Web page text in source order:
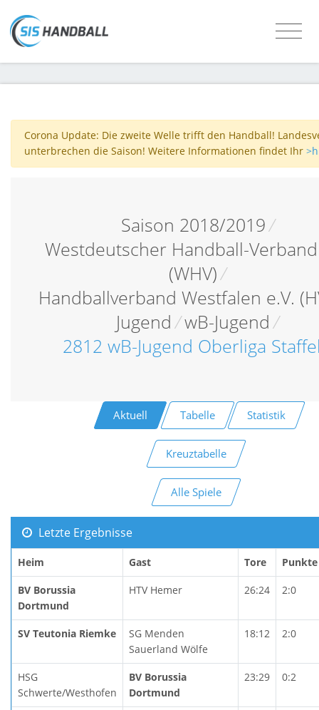
Corona Update: Die zweite Welle trifft den Handball!
unterbrechen die Saison! Weitere Informationen findet Ihr
Saison 2018/2019/
Westdeutscher Handball-Verband
(WHV)/
Handballverband Westfalen e.V.
Jugend /wB-Jugend /
2812 wB-Jugend Oberliga
Aktuell Tabelle Statistik
Kreuztabelle
Alle Spiele
Letzte Ergebnisse
Heim Gast Tore Punkte
BV Borussia
Dortmund
HTV Hemer 26:24 2:0
SV Teutonia Riemke
SG Menden
Sauerland Wölfe
18:12 2:0
HSG
Schwerte/Westhofen
BV Borussia
Dortmund
23:29 0:2